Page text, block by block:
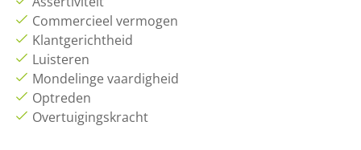
Commercieel vermogen
Klantgerichtheid
Luisteren
Mondelinge vaardigheid
Optreden
Overtuigingskracht